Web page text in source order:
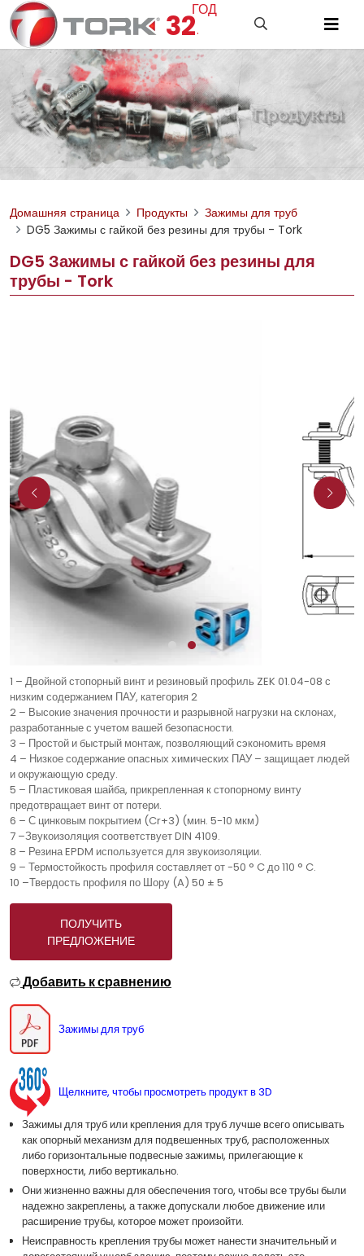
32.
ГОД
Домашняя страница Продукты
Зажимы для труб
DG5 Зажимы с гайкой без резины для трубы - Tork
DG5 Зажимы с гайкой без резины для
трубы - Tork
1 – Двойной стопорный винт и резиновый профиль ZEK 01.04-08 с
низким содержанием ПАУ, категория 2
2 – Высокие значения прочности и разрывной нагрузки на склонах,
разработанные с учетом вашей безопасности.
3 – Простой и быстрый монтаж, позволяющий сэкономить время
4 – Низкое содержание опасных химических ПАУ – защищает людей
и окружающую среду.
5 – Пластиковая шайба, прикрепленная к стопорному винту
предотвращает винт от потери.
6 – С цинковым покрытием (Cr+3) (мин. 5-10 мкм)
7 –Звукоизоляция соответствует DIN 4109.
8 – Резина EPDM используется для звукоизоляции.
9 – Термостойкость профиля составляет от -50 ° C до 110 ° C.
10 –Твердость профиля по Шору (A) 50 ± 5
ПОЛУЧИТЬ
ПРЕДЛОЖЕНИЕ
Добавить к сравнению
Зажимы для труб
Щелкните, чтобы просмотреть продукт в 3D
Зажимы для труб или крепления для труб лучше всего описывать
как опорный механизм для подвешенных труб, расположенных
либо горизонтальные подвесные зажимы, прилегающие к
поверхности, либо вертикально.
Они жизненно важны для обеспечения того, чтобы все трубы были
надежно закреплены, а также допускали любое движение или
расширение трубы, которое может произойти.
Неисправность крепления трубы может нанести значительный и